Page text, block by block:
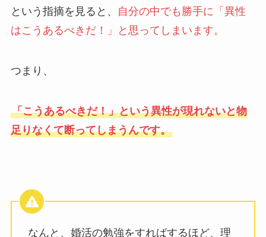
という指摘を見ると、
自分の中でも勝手に「異性
はこうあるべきだ！」と思ってしまいます。
つまり、
「こうあるべきだ！」という異性が現れないと物
足りなくて断ってしまうんです。
なんと、婚活の勉強をすればするほど、理